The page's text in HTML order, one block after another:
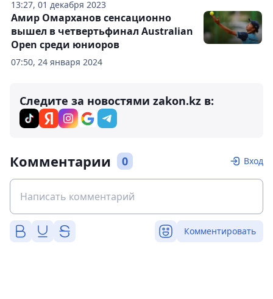
13:27, 01 декабря 2023
07:50, 24 января 2024
Амир Омарханов сенсационно
вышел в четвертьфинал Australian
Open среди юниоров
Следите за новостями zakon.kz в:
Комментарии 0 Вход
Комментировать